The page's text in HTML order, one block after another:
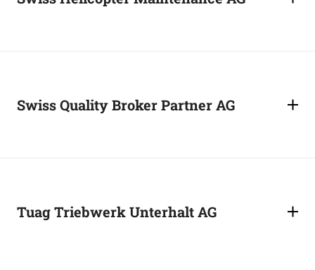
Swiss Quality Broker Partner AG
Tuag Triebwerk Unterhalt AG